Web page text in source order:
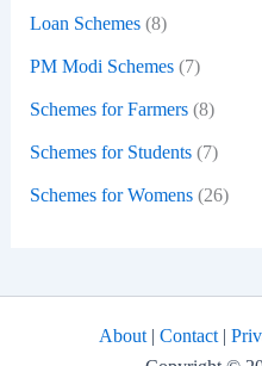
Loan Schemes(8)
PM Modi Schemes(7)
Schemes for Farmers(8)
Schemes for Students(7)
Schemes for Womens(26)
About | Contact |